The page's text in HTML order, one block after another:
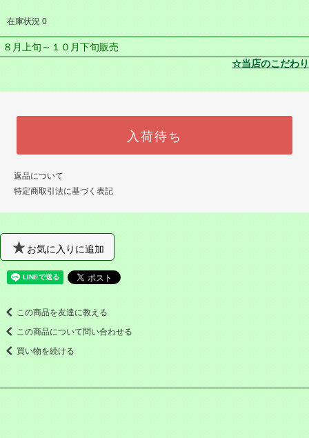
在庫状況 0
８月上旬～１０月下旬販売
☆当店のこだわり
入荷待ち
返品について
特定商取引法に基づく表記
お気に入りに追加
この商品を友達に教える
この商品について問い合わせる
買い物を続ける